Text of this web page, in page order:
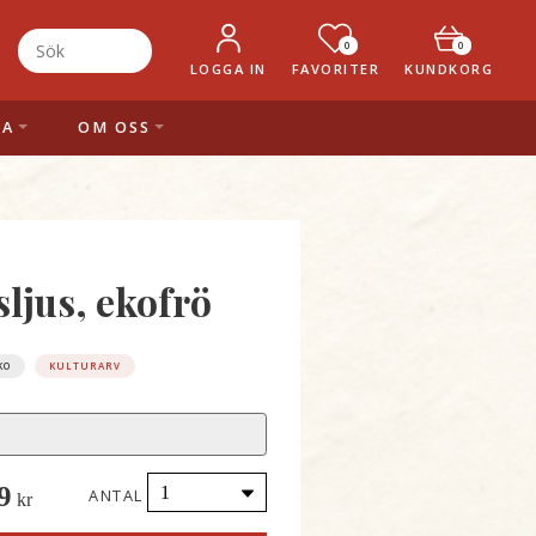
LOGGA IN
0
FAVORITER
0
KUNDKORG
OM OSS
ekofrö
KULTURARV
kr ANTAL